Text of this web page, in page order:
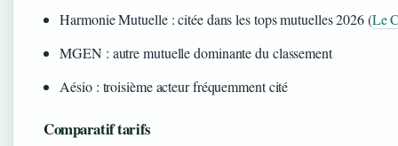
Harmonie Mutuelle : citée dans les tops mutuelles 2026 (Le
MGEN : autre mutuelle dominante du classement
Aésio : troisième acteur fréquemment cité
Comparatif tarifs